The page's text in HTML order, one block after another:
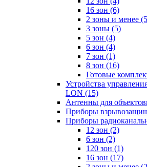
16 зон (6)
2 зоны и менее
3 зоны (5)
5 зон (4)
6 зон (4)
7 зон (1)
8 зон (16)
Готовые
Устройства
LON (15)
Антенны для
Приборы
Приборы
12 зон (2)
6 зон (2)
120 зон (1)
16 зон (17)